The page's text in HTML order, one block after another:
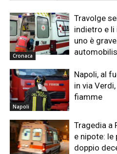
Cronaca
Travolge
indietro e li
uno è
Napoli
Napoli, al
in via
fiamme
Tragedia a
e nipote: le
doppio